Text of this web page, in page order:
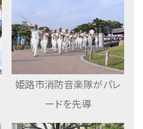
姫路市消防音楽隊がパレ
ードを先導